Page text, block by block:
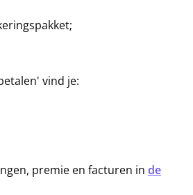
vind je:
premie en facturen in de